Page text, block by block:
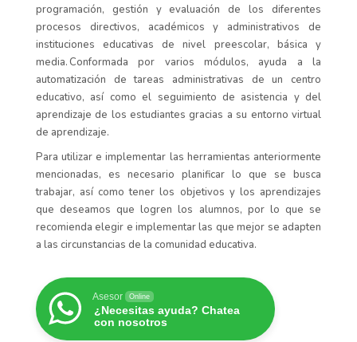
programación, gestión y evaluación de los diferentes
procesos directivos, académicos y administrativos de
instituciones educativas de nivel preescolar, básica y
media.Conformada por varios módulos, ayuda ala
automatización de tareas administrativas de un centro
educativo, así comoel seguimiento de asistencia y del
aprendizaje de los estudiantes gracias a su entorno virtual
de aprendizaje.
Para utilizare implementar las herramientas anteriormente
mencionadas, es necesario planificar lo que se busca
trabajar, así como tener los objetivos y los aprendizajes
que deseamos que logren los alumnos, por lo que se
recomienda elegir e implementar las que mejor se adapten
a las circunstancias de la comunidad educativa.
Asesor Online
¿Necesitas ayuda? Chatea
con nosotros